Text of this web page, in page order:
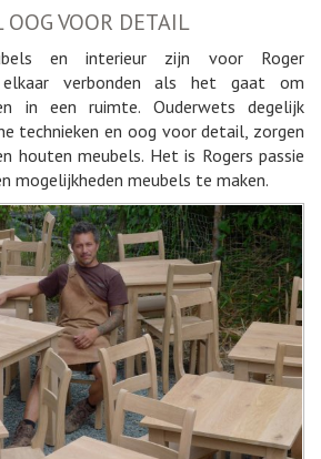
OOG VOOR DETAIL
en interieur zijn voor Roger
verbonden als het gaat om
in een ruimte. Ouderwets degelijk
technieken en oog voor detail, zorgen
houten meubels. Het is Rogers passie
mogelijkheden meubels te maken.